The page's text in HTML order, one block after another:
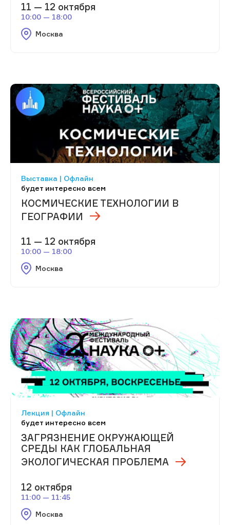
11 — 12 октября
10:00 — 18:00
Москва
Выставка | Офлайн
будет интересно всем
КОСМИЧЕСКИЕ ТЕХНОЛОГИИ В
ГЕОГРАФИИ
11 — 12 октября
10:00 — 18:00
Москва
Лекция | Офлайн
будет интересно всем
ЗАГРЯЗНЕНИЕ ОКРУЖАЮЩЕЙ
СРЕДЫ КАК ГЛОБАЛЬНАЯ
ЭКОЛОГИЧЕСКАЯ ПРОБЛЕМА
12 октября
11:00 — 11:45
Москва